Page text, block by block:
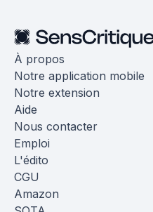
À propos
Notre application mobile
Notre extension
Aide
Nous contacter
Emploi
L'édito
CGU
Amazon